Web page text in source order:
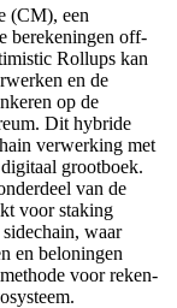
(CM), een
berekeningen off-
Rollups kan
en de
op de
Dit hybride
verwerking met
grootboek.
van de
voor staking
waar
en beloningen
voor reken-